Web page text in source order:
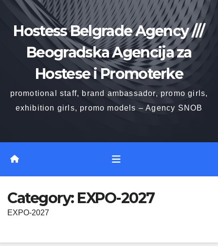
contentHostess Belgrade Agency ///
Beogradska Agencija za
Hostese i Promoterke
promotional staff, brand ambassador, promo girls,
exhibition girls, promo models – Agency SNOB
Category: EXPO-2027
EXPO-2027